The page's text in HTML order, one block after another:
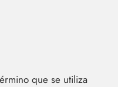
que se utiliza